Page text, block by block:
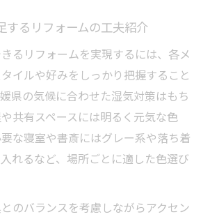
するリフォームの工夫紹介
るリフォームを実現するには、各メ
イルや好みをしっかり把握すること
県の気候に合わせた湿気対策はもち
共有スペースには明るく元気な色
な寝室や書斎にはグレー系や落ち着
れるなど、場所ごとに適した色選び
のバランスを考慮しながらアクセン